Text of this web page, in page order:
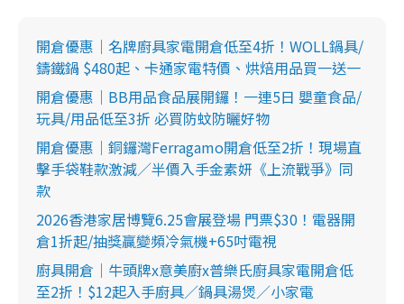
開倉優惠｜名牌廚具家電開倉低至4折！WOLL鍋具/
鑄鐵鍋 $480起、卡通家電特價、烘焙用品買一送一
開倉優惠｜BB用品食品展開鑼！一連5日 嬰童食品/
玩具/用品低至3折 必買防蚊防曬好物
開倉優惠｜銅鑼灣Ferragamo開倉低至2折！現場直
擊手袋鞋款激減／半價入手金素妍《上流戰爭》同
款
2026香港家居博覽6.25會展登場 門票$30！電器開
倉1折起/抽獎贏變頻冷氣機+65吋電視
廚具開倉｜牛頭牌x意美廚x普樂氏廚具家電開倉低
至2折！$12起入手廚具／鍋具湯煲／小家電